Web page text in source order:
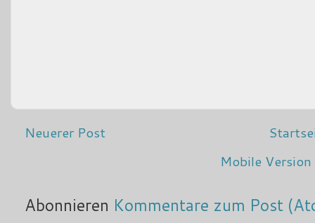
Neuerer Post
Mobile
Abonnieren Kommentare zum Post